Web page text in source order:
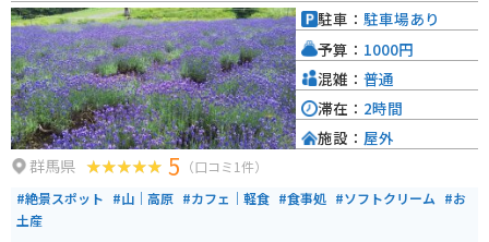
然を感じることができます。さらに、近隣には名物の「水沢うどん」を楽し
める飲食店もあり、観光の後の食事にも最適です。
群馬県 5 （口コミ1件）
#絶景スポット #山｜高原 #カフェ｜軽食 #食事処 #ソフトクリーム #お
土産
駐車： 駐車場あり
予算： 1000円
混雑： 普通
滞在： 2時間
施設： 屋外